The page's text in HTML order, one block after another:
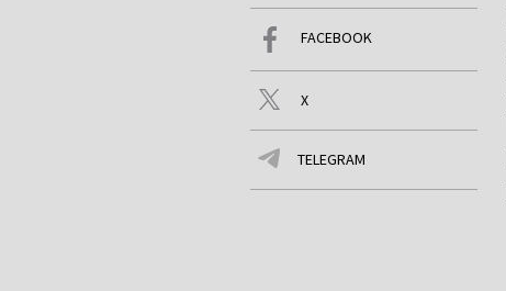
FACEBOOK
X
TELEGRAM